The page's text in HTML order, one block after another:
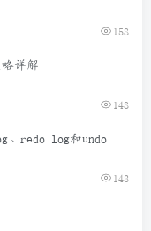
158
详解
148
、redo log和undo
143